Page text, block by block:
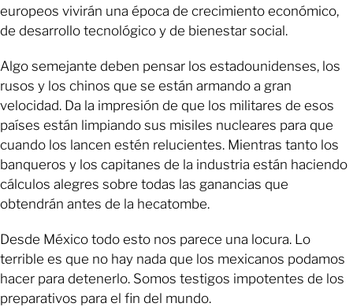
europeos vivirán una época de crecimiento económico,
de desarrollo tecnológico y de bienestar social.
Algo semejante deben pensar los estadounidenses, los
rusos y los chinos que se están armando a gran
velocidad. Da la impresión de que los militares de esos
países están limpiando sus misiles nucleares para que
cuando los lancen estén relucientes. Mientras tanto los
banqueros y los capitanes de la industria están haciendo
cálculos alegres sobre todas las ganancias que
obtendrán antes de la hecatombe.
Desde México todo esto nos parece una locura. Lo
terrible es que no hay nada que los mexicanos podamos
hacer para detenerlo. Somos testigos impotentes de los
preparativos para el fin del mundo.